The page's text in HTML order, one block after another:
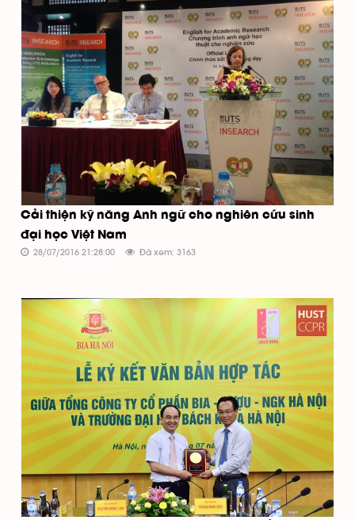
Cải thiện kỹ năng Anh ngữ cho nghiên cứu sinh
đại học Việt Nam
28/07/2016 21:28:00 Đã xem: 3163